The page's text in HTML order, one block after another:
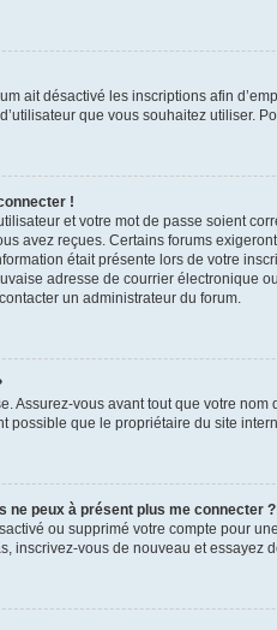
ait désactivé les inscriptions afin
que vous souhaitez utiliser.
!
et votre mot de passe soient
avez reçues. Certains forums
était présente lors de votre
adresse de courrier électronique
un administrateur du forum.
Assurez-vous avant tout que votre
possible que le propriétaire du site
ne peux à présent plus me connecter
ou supprimé votre compte pour
inscrivez-vous de nouveau et essayez